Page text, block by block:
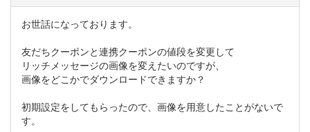
お世話になっております。
友だちクーポンと連携クーポンの値段を変更して
リッチメッセージの画像を変えたいのですが、
画像をどこかでダウンロードできますか？
初期設定をしてもらったので、画像を用意したことがないで
す。